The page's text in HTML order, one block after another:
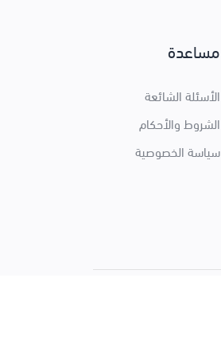
مساعدة
الأسئلة الشائعة
الشروط والأحكام
سياسة الخصوصية